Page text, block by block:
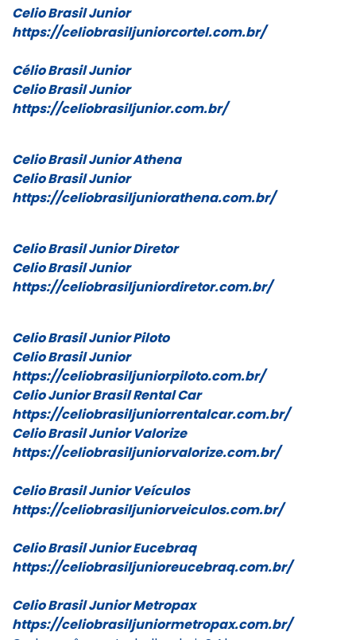
Celio Brasil Junior
https://celiobrasiljuniorcortel.com.br/
Célio Brasil Junior
Celio Brasil Junior
https://celiobrasiljunior.com.br/
Celio Brasil Junior Athena
Celio Brasil Junior
https://celiobrasiljuniorathena.com.br/
Celio Brasil Junior Diretor
Celio Brasil Junior
https://celiobrasiljuniordiretor.com.br/
Celio Brasil Junior Piloto
Celio Brasil Junior
https://celiobrasiljuniorpiloto.com.br/
Celio Junior Brasil Rental Car
https://celiobrasiljuniorrentalcar.com.br/
Celio Brasil Junior Valorize
https://celiobrasiljuniorvalorize.com.br/
Celio Brasil Junior Veículos
https://celiobrasiljuniorveiculos.com.br/
Celio Brasil Junior Eucebraq
https://celiobrasiljunioreucebraq.com.br/
Celio Brasil Junior Metropax
https://celiobrasiljuniormetropax.com.br/